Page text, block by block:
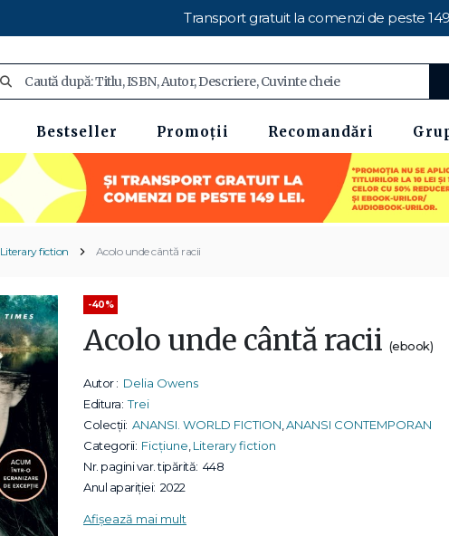
Transport gratuit la comenzi de peste
Bestseller Promoții Recomandări
Literary fiction Acolo unde cântă racii
-40%
Acolo unde cântă racii (ebook)
Autor : Delia Owens
Editura: Trei
Colecții: ANANSI. WORLD FICTION ANANSI CONTEMPORAN
Categorii: Ficțiune Literary fiction
Nr. pagini var. tipărită: 448
Anul apariției: 2022
Afișează mai mult